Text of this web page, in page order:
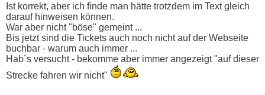
Ist korrekt, aber ich finde man hätte trotzdem im Text gleich
darauf hinweisen können.
War aber nicht "böse" gemeint ...
Bis jetzt sind die Tickets auch noch nicht auf der Webseite
buchbar - warum auch immer ...
Hab´s versucht - bekomme aber immer angezeigt "auf dieser
Strecke fahren wir nicht"